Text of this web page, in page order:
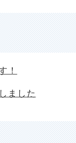
！
ました